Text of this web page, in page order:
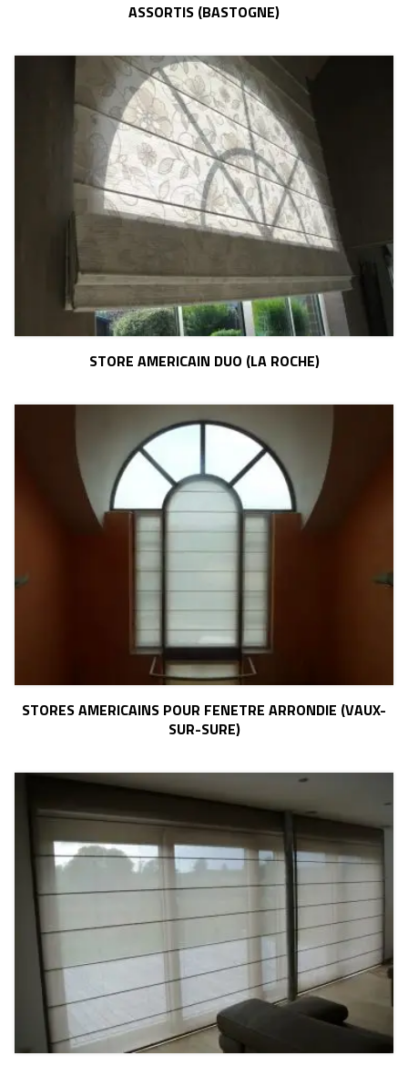
ASSORTIS (BASTOGNE)
STORE AMERICAIN DUO (LA ROCHE)
STORES AMERICAINS POUR FENETRE ARRONDIE (VAUX-
SUR-SURE)